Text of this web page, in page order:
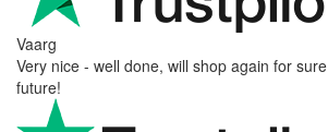
Vaarg
Very nice - well done, will shop again for
future!